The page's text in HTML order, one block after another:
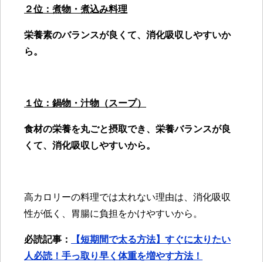
２位：煮物・煮込み料理
栄養素のバランスが良くて、消化吸収しやすいか
ら。
１位：鍋物・汁物（スープ）
食材の栄養を丸ごと摂取でき、栄養バランスが良
くて、消化吸収しやすいから。
高カロリーの料理では太れない理由は、消化吸収
性が低く、胃腸に負担をかけやすいから。
必読記事：
【短期間で太る方法】すぐに太りたい
人必読！手っ取り早く体重を増やす方法！